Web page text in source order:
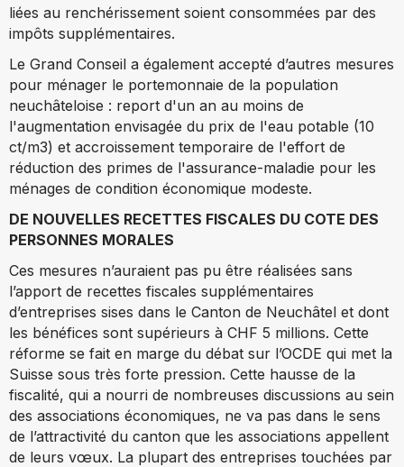
liées au renchérissement soient consommées par des
impôts supplémentaires.
Le Grand Conseil a également accepté d’autres mesures
pour ménager le portemonnaie de la population
neuchâteloise : report d'un an au moins de
l'augmentation envisagée du prix de l'eau potable (10
ct/m3) et accroissement temporaire de l'effort de
réduction des primes de l'assurance-maladie pour les
ménages de condition économique modeste.
DE NOUVELLES RECETTES FISCALES DU COTE DES
PERSONNES MORALES
Ces mesures n’auraient pas pu être réalisées sans
l’apport de recettes fiscales supplémentaires
d’entreprises sises dans le Canton de Neuchâtel et dont
les bénéfices sont supérieurs à CHF 5 millions. Cette
réforme se fait en marge du débat sur l’OCDE qui met la
Suisse sous très forte pression. Cette hausse de la
fiscalité, qui a nourri de nombreuses discussions au sein
des associations économiques, ne va pas dans le sens
de l’attractivité du canton que les associations appellent
de leurs vœux. La plupart des entreprises touchées par